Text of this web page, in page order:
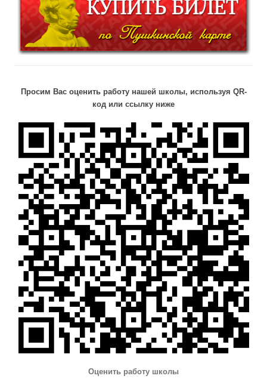
Просим Вас оценить работу нашей школы, используя QR-
код или ссылку ниже
Оценить работу школы